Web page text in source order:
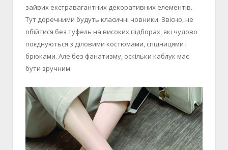
зайвих екстравагантних декоративних елементів.
Тут доречними будуть класичні човники. Звісно, не
обійтися без туфель на високих підборах, які чудово
поєднуються з діловими костюмами, спідницями і
брюками. Але без фанатизму, оскільки каблук має
бути зручним.